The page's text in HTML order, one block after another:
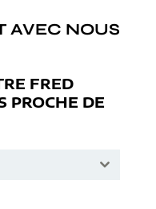
AVEC NOUS
FRED
PROCHE DE